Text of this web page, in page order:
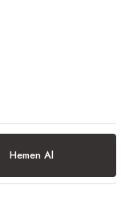
Hemen Al